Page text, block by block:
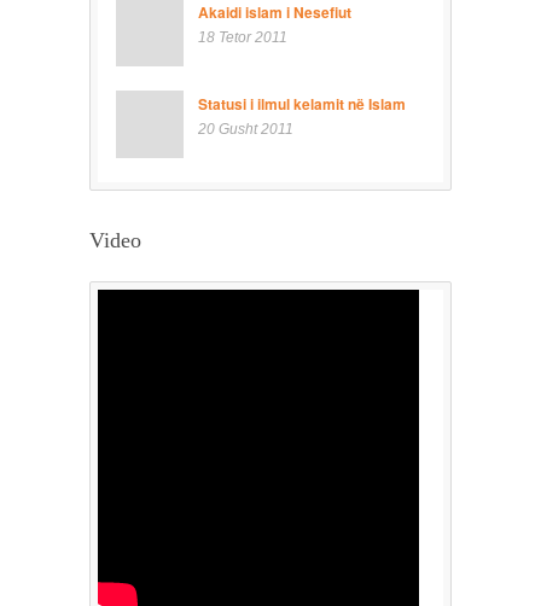
Akaidi islam i Nesefiut
18 Tetor 2011
Statusi i ilmul kelamit në Islam
20 Gusht 2011
Video